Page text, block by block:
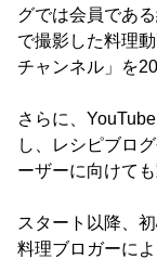
グでは会員であ
で撮影した料理
チャンネル」を
さらに、
し、レシピブロ
ーザーに向けて
スタート以降、
料理ブロガーに